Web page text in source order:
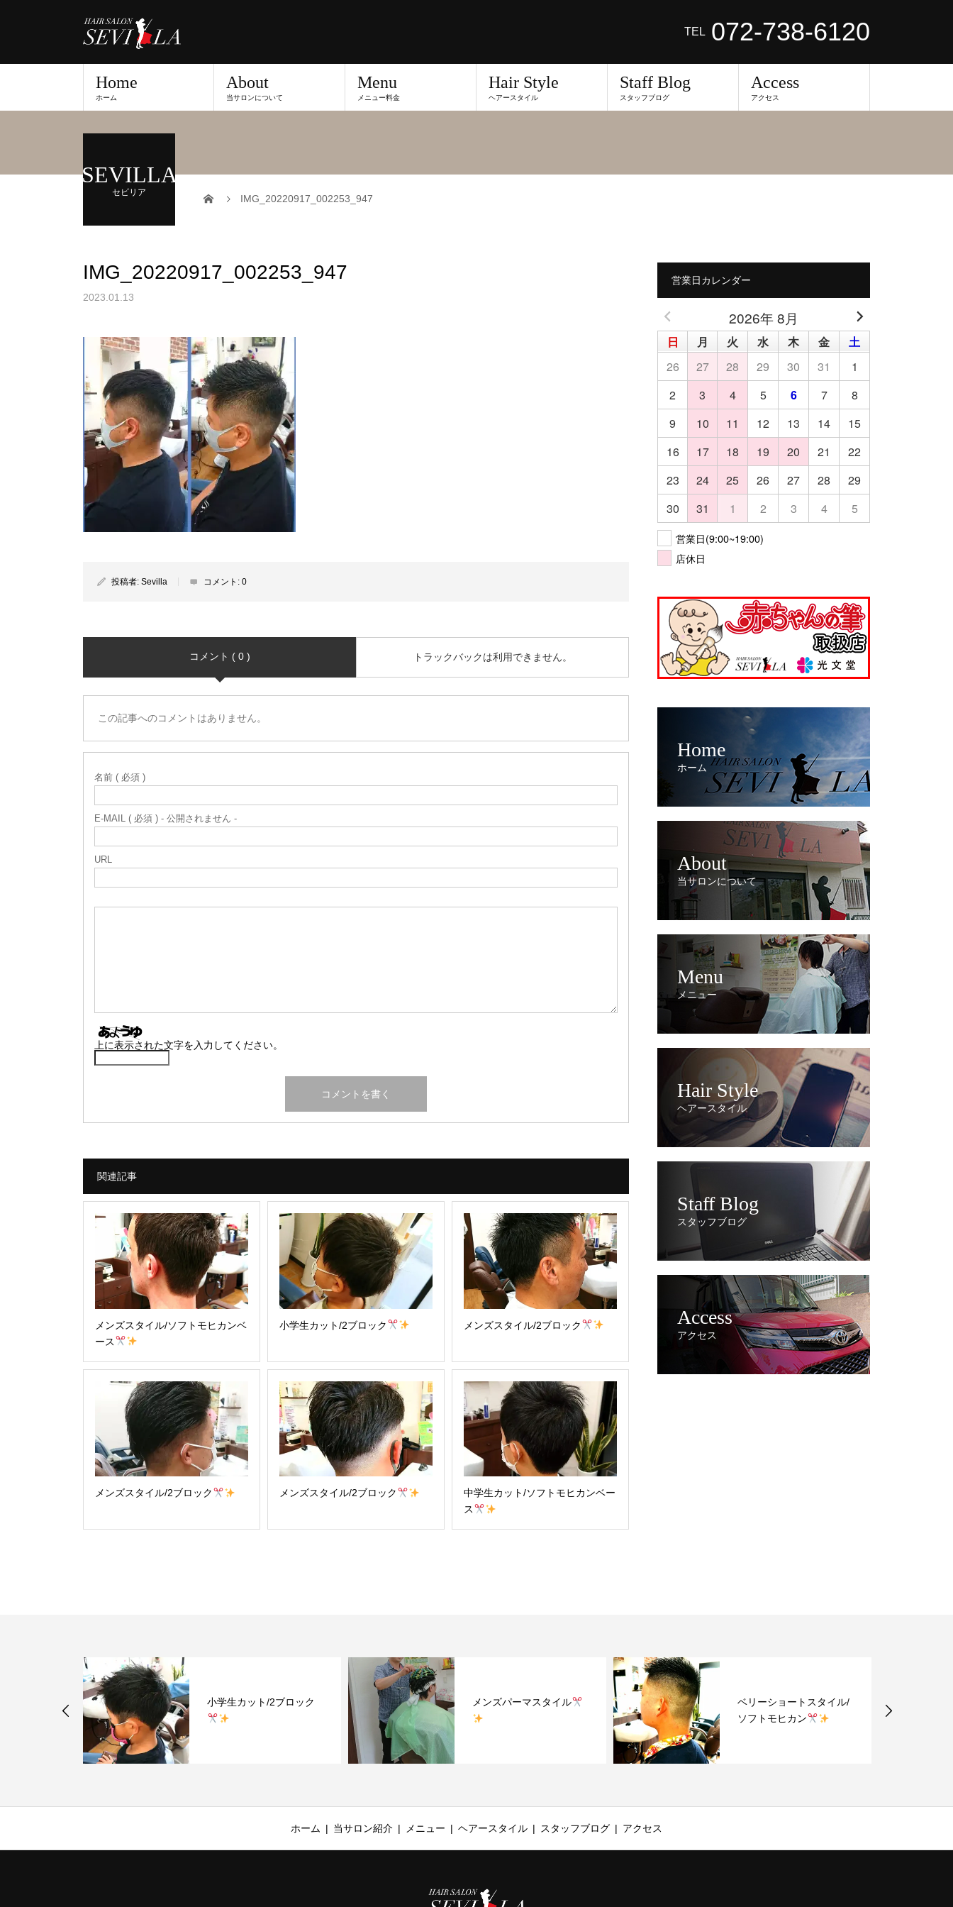
TEL 072-738-6120
Home
ホーム
About
当サロンについて
Menu
メニュー料金
Hair Style
ヘアースタイル
Staff Blog
スタッフブログ
Access
アクセス
SEVILLA
セビリア
IMG_20220917_002253_947
IMG_20220917_002253_947
2023.01.13
投稿者: Sevilla コメント: 0
コメント ( 0 ) トラックバックは利用できません。
この記事へのコメントはありません。
名前 ( 必須 )
E-MAIL ( 必須 ) - 公開されません -
URL
上に表示された文字を入力してください。
関連記事
メンズスタイル/ソフトモヒカンベ
ース
小学生カット/2ブロック メンズスタイル/2ブロック
メンズスタイル/2ブロック メンズスタイル/2ブロック
中学生カット/ソフトモヒカンベー
ス
営業日カレンダー
2026年 8月
日 月 火 水 木 金
土
26
27 28 29 30 31
1
2
3 4 5 6 7
8
9
10 11 12 13 14
15
16
17 18 19 20 21
22
23
24 25 26 27 28
29
30
31 1 2 3 4 5
営業日(9:00~19:00)
店休日
Home
ホーム
About
当サロンについて
Menu
メニュー
Hair Style
ヘアースタイル
Staff Blog
スタッフブログ
Access
アクセス
小学生カット/2ブロック メンズパーマスタイル
ベリーショートスタイル/
ソフトモヒカン
ホーム 当サロン紹介 メニュー ヘアースタイル スタッフブログ アクセス